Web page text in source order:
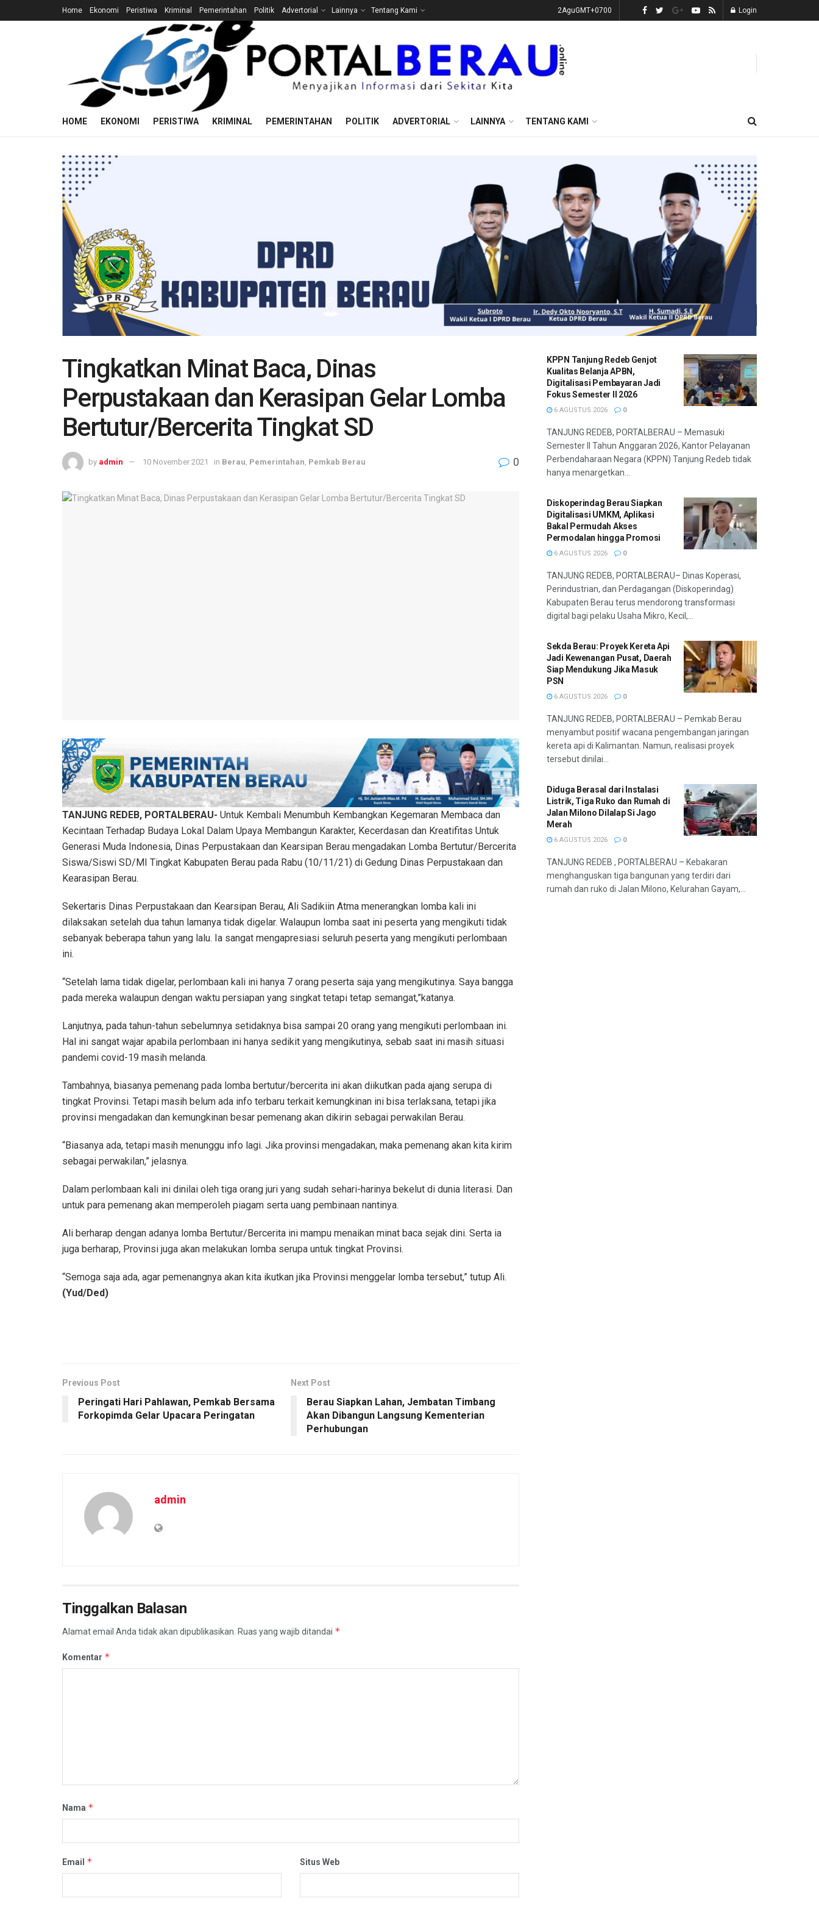
Home Ekonomi Peristiwa Kriminal Pemerintahan Politik Advertorial Lainnya Tentang Kami 2AguGMT+0700 Login
HOME EKONOMI PERISTIWA KRIMINAL PEMERINTAHAN POLITIK ADVERTORIAL LAINNYA TENTANG KAMI
Tingkatkan Minat Baca, Dinas
Perpustakaan dan Kerasipan Gelar Lomba
Bertutur/Bercerita Tingkat SD
by admin 10 November 2021 in Berau, Pemerintahan, Pemkab Berau 0
TANJUNG REDEB, PORTALBERAU- Untuk Kembali Menumbuh Kembangkan Kegemaran Membaca dan
Kecintaan Terhadap Budaya Lokal Dalam Upaya Membangun Karakter, Kecerdasan dan Kreatifitas Untuk
Generasi Muda Indonesia, Dinas Perpustakaan dan Kearsipan Berau mengadakan Lomba Bertutur/Bercerita
Siswa/Siswi SD/MI Tingkat Kabupaten Berau pada Rabu (10/11/21) di Gedung Dinas Perpustakaan dan
Kearasipan Berau.
Sekertaris Dinas Perpustakaan dan Kearsipan Berau, Ali Sadikiin Atma menerangkan lomba kali ini
dilaksakan setelah dua tahun lamanya tidak digelar. Walaupun lomba saat ini peserta yang mengikuti tidak
sebanyak beberapa tahun yang lalu. Ia sangat mengapresiasi seluruh peserta yang mengikuti perlombaan
ini.
“Setelah lama tidak digelar, perlombaan kali ini hanya 7 orang peserta saja yang mengikutinya. Saya bangga
pada mereka walaupun dengan waktu persiapan yang singkat tetapi tetap semangat,”katanya.
Lanjutnya, pada tahun-tahun sebelumnya setidaknya bisa sampai 20 orang yang mengikuti perlombaan ini.
Hal ini sangat wajar apabila perlombaan ini hanya sedikit yang mengikutinya, sebab saat ini masih situasi
pandemi covid-19 masih melanda.
Tambahnya, biasanya pemenang pada lomba bertutur/bercerita ini akan diikutkan pada ajang serupa di
tingkat Provinsi. Tetapi masih belum ada info terbaru terkait kemungkinan ini bisa terlaksana, tetapi jika
provinsi mengadakan dan kemungkinan besar pemenang akan dikirin sebagai perwakilan Berau.
“Biasanya ada, tetapi masih menunggu info lagi. Jika provinsi mengadakan, maka pemenang akan kita kirim
sebagai perwakilan,” jelasnya.
Dalam perlombaan kali ini dinilai oleh tiga orang juri yang sudah sehari-harinya bekelut di dunia literasi. Dan
untuk para pemenang akan memperoleh piagam serta uang pembinaan nantinya.
Ali berharap dengan adanya lomba Bertutur/Bercerita ini mampu menaikan minat baca sejak dini. Serta ia
juga berharap, Provinsi juga akan melakukan lomba serupa untuk tingkat Provinsi.
“Semoga saja ada, agar pemenangnya akan kita ikutkan jika Provinsi menggelar lomba tersebut,” tutup Ali.
(Yud/Ded)
Previous Post
Peringati Hari Pahlawan, Pemkab Bersama
Forkopimda Gelar Upacara Peringatan
Next Post
Berau Siapkan Lahan, Jembatan Timbang
Akan Dibangun Langsung Kementerian
Perhubungan
admin
Tinggalkan Balasan
Alamat email Anda tidak akan dipublikasikan. Ruas yang wajib ditandai *
Komentar *
Nama *
Email * Situs Web
KPPN Tanjung Redeb Genjot
Kualitas Belanja APBN,
Digitalisasi Pembayaran Jadi
Fokus Semester II 2026
6 AGUSTUS 2026 0
TANJUNG REDEB, PORTALBERAU – Memasuki
Semester II Tahun Anggaran 2026, Kantor Pelayanan
Perbendaharaan Negara (KPPN) Tanjung Redeb tidak
hanya menargetkan...
Diskoperindag Berau Siapkan
Digitalisasi UMKM, Aplikasi
Bakal Permudah Akses
Permodalan hingga Promosi
6 AGUSTUS 2026 0
TANJUNG REDEB, PORTALBERAU– Dinas Koperasi,
Perindustrian, dan Perdagangan (Diskoperindag)
Kabupaten Berau terus mendorong transformasi
digital bagi pelaku Usaha Mikro, Kecil,...
Sekda Berau: Proyek Kereta Api
Jadi Kewenangan Pusat, Daerah
Siap Mendukung Jika Masuk
PSN
6 AGUSTUS 2026 0
TANJUNG REDEB, PORTALBERAU – Pemkab Berau
menyambut positif wacana pengembangan jaringan
kereta api di Kalimantan. Namun, realisasi proyek
tersebut dinilai...
Diduga Berasal dari Instalasi
Listrik, Tiga Ruko dan Rumah di
Jalan Milono Dilalap Si Jago
Merah
6 AGUSTUS 2026 0
TANJUNG REDEB , PORTALBERAU – Kebakaran
menghanguskan tiga bangunan yang terdiri dari
rumah dan ruko di Jalan Milono, Kelurahan Gayam,...